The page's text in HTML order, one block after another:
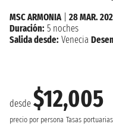
desde $12,005
precio por persona Tasas portuarias
MSC ARMONIA| 28 MAR.
Duración: 5 noches
Salida desde: Venecia